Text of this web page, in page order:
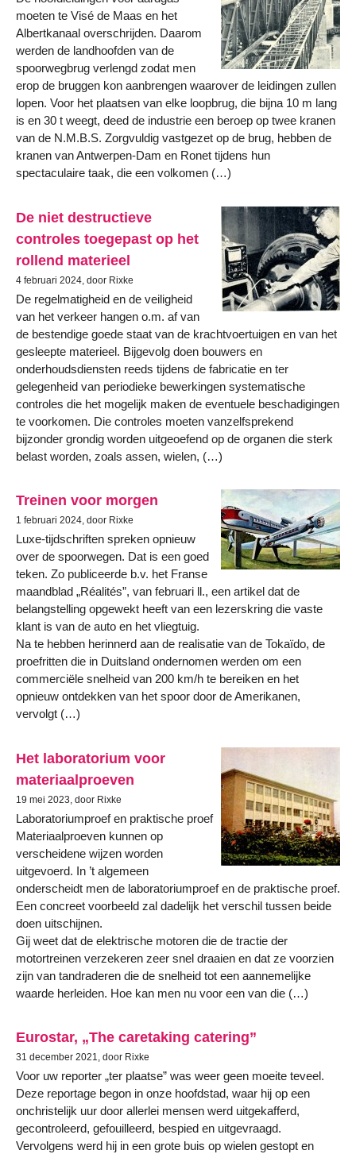
moeten te Visé de Maas en het
Albertkanaal overschrijden. Daarom
werden de landhoofden van de
spoorwegbrug verlengd zodat men
erop de bruggen kon aanbrengen waarover de leidingen zullen
lopen. Voor het plaatsen van elke loopbrug, die bijna 10 m lang
is en 30 t weegt, deed de industrie een beroep op twee kranen
van de N.M.B.S. Zorgvuldig vastgezet op de brug, hebben de
kranen van Antwerpen-Dam en Ronet tijdens hun
spectaculaire taak, die een volkomen (…)
De niet destructieve
controles toegepast op het
rollend materieel
4 februari 2024, door Rixke
De regelmatigheid en de veiligheid
van het verkeer hangen o.m. af van
de bestendige goede staat van de krachtvoertuigen en van het
gesleepte materieel. Bijgevolg doen bouwers en
onderhoudsdiensten reeds tijdens de fabricatie en ter
gelegenheid van periodieke bewerkingen systematische
controles die het mogelijk maken de eventuele beschadigingen
te voorkomen. Die controles moeten vanzelfsprekend
bijzonder grondig worden uitgeoefend op de organen die sterk
belast worden, zoals assen, wielen, (…)
Treinen voor morgen
1 februari 2024, door Rixke
Luxe-tijdschriften spreken opnieuw
over de spoorwegen. Dat is een goed
teken. Zo publiceerde b.v. het Franse
maandblad „Réalités”, van februari ll., een artikel dat de
belangstelling opgewekt heeft van een lezerskring die vaste
klant is van de auto en het vliegtuig.
Na te hebben herinnerd aan de realisatie van de Tokaïdo, de
proefritten die in Duitsland ondernomen werden om een
commerciële snelheid van 200 km/h te bereiken en het
opnieuw ontdekken van het spoor door de Amerikanen,
vervolgt (…)
Het laboratorium voor
materiaalproeven
19 mei 2023, door Rixke
Laboratoriumproef en praktische proef
Materiaalproeven kunnen op
verscheidene wijzen worden
uitgevoerd. In ’t algemeen
onderscheidt men de laboratoriumproef en de praktische proef.
Een concreet voorbeeld zal dadelijk het verschil tussen beide
doen uitschijnen.
Gij weet dat de elektrische motoren die de tractie der
motortreinen verzekeren zeer snel draaien en dat ze voorzien
zijn van tandraderen die de snelheid tot een aannemelijke
waarde herleiden. Hoe kan men nu voor een van die (…)
Eurostar, „The caretaking catering”
31 december 2021, door Rixke
Voor uw reporter „ter plaatse” was weer geen moeite teveel.
Deze reportage begon in onze hoofdstad, waar hij op een
onchristelijk uur door allerlei mensen werd uitgekafferd,
gecontroleerd, gefouilleerd, bespied en uitgevraagd.
Vervolgens werd hij in een grote buis op wielen gestopt en